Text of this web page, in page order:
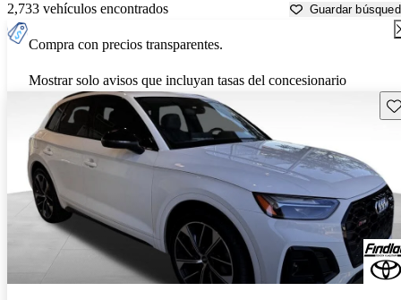
2,733 vehículos encontrados Guardar
Compra con precios transparentes.
Mostrar solo avisos que incluyan tasas del concesionario